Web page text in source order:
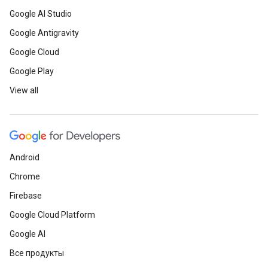
Google AI Studio
Google Antigravity
Google Cloud
Google Play
View all
Android
Chrome
Firebase
Google Cloud Platform
Google AI
Все продукты